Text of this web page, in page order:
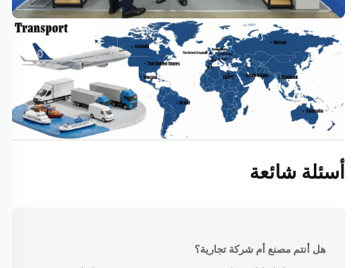
أسئلة شائعة
هل أنتم مصنع أم شركة تجارية؟